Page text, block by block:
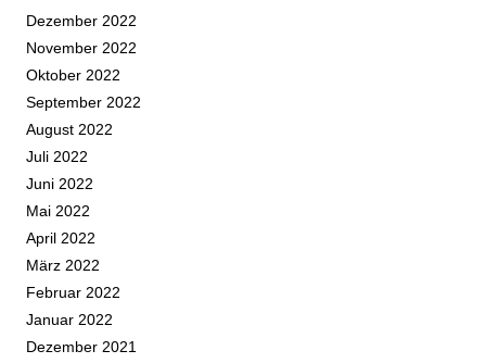
Dezember 2022
November 2022
Oktober 2022
September 2022
August 2022
Juli 2022
Juni 2022
Mai 2022
April 2022
März 2022
Februar 2022
Januar 2022
Dezember 2021